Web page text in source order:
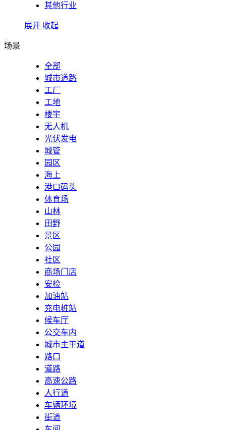
其他行业
展开 收起
场景
全部
城市道路
工厂
工地
楼宇
无人机
光伏发电
城管
园区
海上
港口码头
体育场
山林
田野
景区
公园
社区
商场门店
安检
加油站
充电桩站
候车厅
公交车内
城市主干道
路口
道路
高速公路
人行道
车辆环境
街道